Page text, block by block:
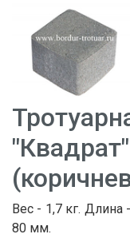
Вес - 1,7 кг.
80 мм.